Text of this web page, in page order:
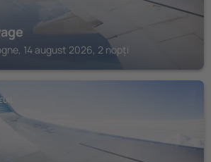
14 august 2026, 2 nopți